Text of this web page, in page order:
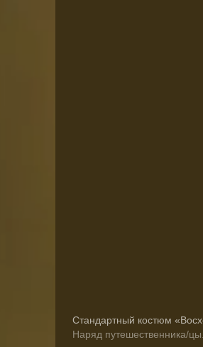
Стандартный костюм
Наряд путешественника/